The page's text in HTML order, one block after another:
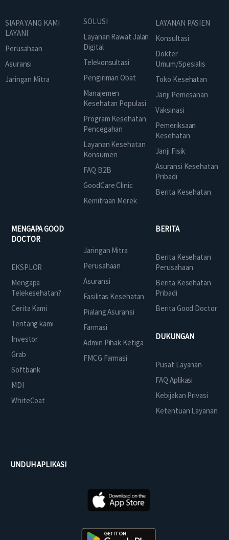
SIAPA YANG KAMI
LAYANI
Perusahaan
Asuransi
Jaringan Mitra
SOLUSI
Layanan Rawat Jalan
Digital
Telekonsultasi
Pengiriman Obat
Manajemen
Kesehatan Populasi
Program Kesehatan
Pencegahan
Layanan Kesehatan
Konsumen
FAQ B2B
GoodCare Clinic
Kemitraan Merek
LAYANAN PASIEN
Konsultasi
Dokter
Umum/Spesialis
Toko Kesehatan
Janji Pemesanan
Vaksinasi
Pemeriksaan
Kesehatan
Janji Fisik
Asuransi Kesehatan
Pribadi
Berita Kesehatan
MENGAPA GOOD
DOCTOR
EKSPLOR
Mengapa
Telekesehatan?
Cerita Kami
Tentang kami
Investor
Grab
Softbank
MDI
WhiteCoat
Jaringan Mitra
Perusahaan
Asuransi
Fasilitas Kesehatan
Pialang Asuransi
Farmasi
Admin Pihak Ketiga
FMCG Farmasi
BERITA
Berita Kesehatan
Perusahaan
Berita Kesehatan
Pribadi
Berita Good Doctor
DUKUNGAN
Pusat Layanan
FAQ Aplikasi
Kebijakan Privasi
Ketentuan Layanan
UNDUH APLIKASI